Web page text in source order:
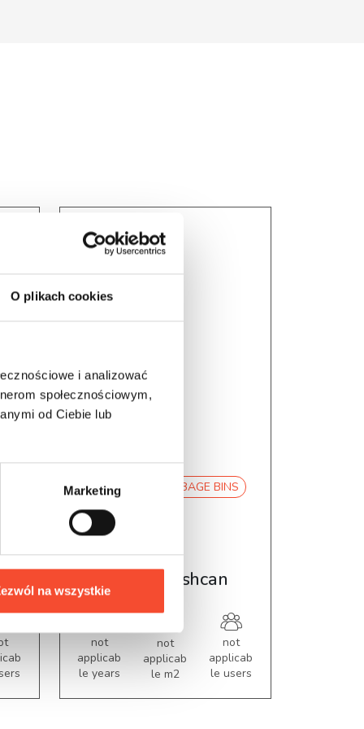
O plikach cookies
i analizować
społecznościowym,
od Ciebie lub
Marketing
na wszystkie
0012003 GARBAGE BINS
Urban trashcan
not
applicab
le years
not
applicab
le m2
not
applicab
le users